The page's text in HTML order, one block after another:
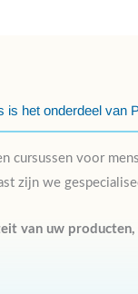
is het onderdeel van
voor
zijn we
van uw producten,